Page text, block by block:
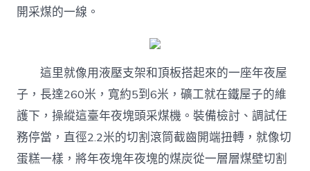
開采煤的一線。
這里就像用液壓支架和頂板搭起來的一座年夜屋
子，長達260米，寬約5到6米，礦工就在鐵屋子的維
護下，操縱這臺年夜塊頭采煤機。裝備檢討、調試任
務停當，直徑2.2米的切割滾筒截齒開端扭轉，就像切
蛋糕一樣，將年夜塊年夜塊的煤炭從一層層煤壁切割